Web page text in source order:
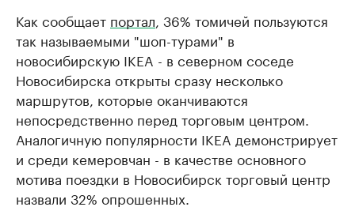
Как сообщает портал , 36% томичей пользуются
так называемыми "шоп-турами" в
новосибирскую IKEA - в северном соседе
Новосибирска открыты сразу несколько
маршрутов, которые оканчиваются
непосредственно перед торговым центром.
Аналогичную популярности IKEA демонстрирует
и среди кемеровчан - в качестве основного
мотива поездки в Новосибирск торговый центр
назвали 32% опрошенных.